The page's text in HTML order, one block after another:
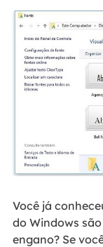
Você já
do Windows
engano? Se